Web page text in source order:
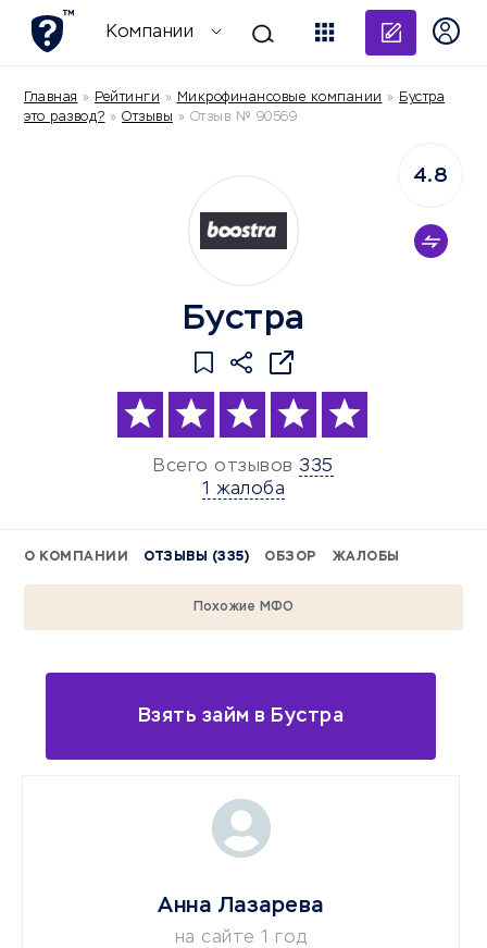
Компании
Главная » Рейтинги » Микрофинансовые компании » Бустра
это развод? » Отзывы » Отзыв № 90569
Бустра
Всего отзывов 335
1 жалоба
4.8
О КОМПАНИИ ОТЗЫВЫ (335) ОБЗОР ЖАЛОБЫ
Похожие МФО
Взять займ в Бустра
Анна Лазарева
на сайте 1 год